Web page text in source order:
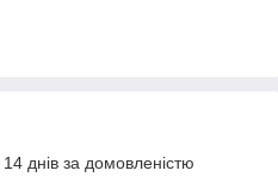
днів за домовленістю